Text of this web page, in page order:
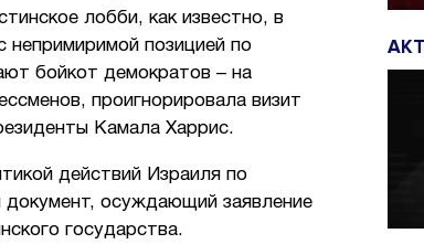
лобби, как известно, в
позицией по
бойкот демократов – на
проигнорировала визит
Камала Харрис.
действий Израиля по
документ, осуждающий заявление
государства.